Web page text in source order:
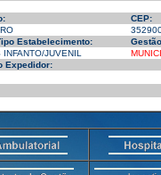
CEP:
Estabelecimento:
INFANTO/JUVENIL
Expedidor: